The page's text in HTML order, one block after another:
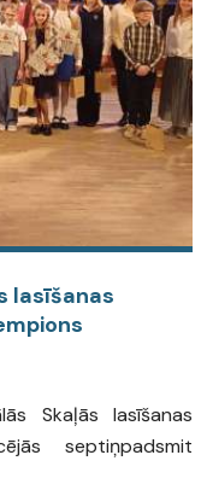
lasīšanas
Skaļās lasīšanas
septiņpadsmit